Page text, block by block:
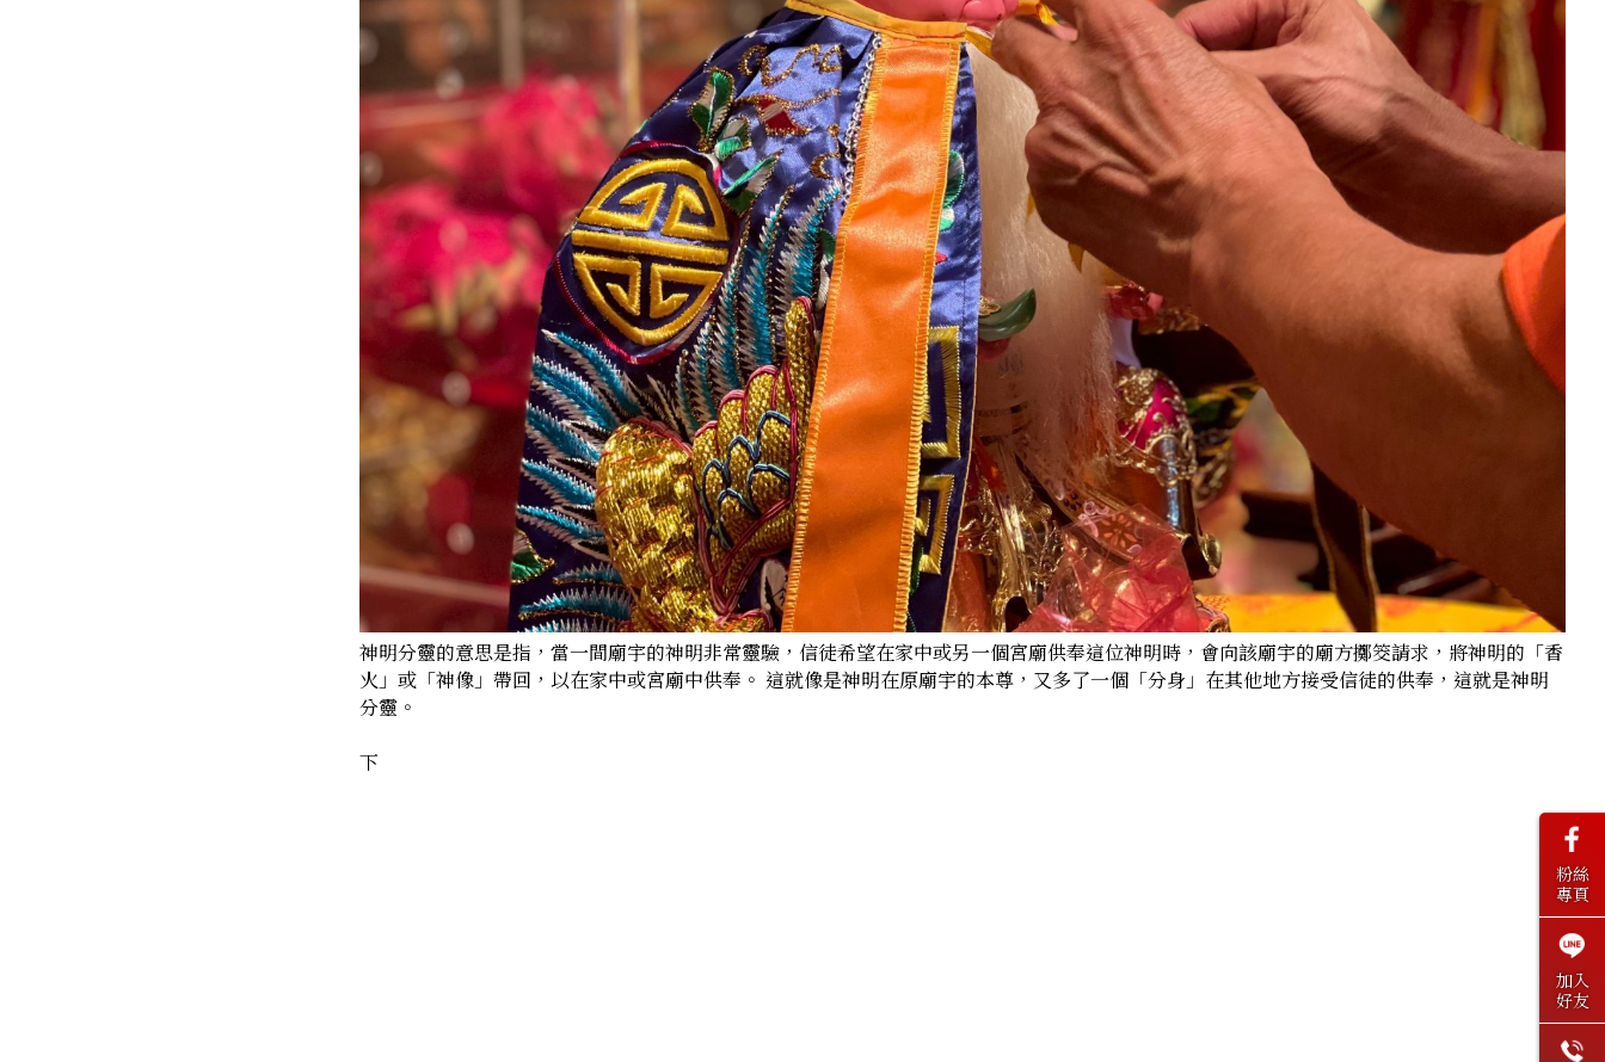
神明分靈的意思是指，當一間廟宇的神明非常靈驗，信徒希望在家中或另一個宮廟供奉這位神明時，會向該廟宇的廟方擲筊請求，將神明的「香
火」或「神像」帶回，以在家中或宮廟中供奉。 這就像是神明在原廟宇的本尊，又多了一個「分身」在其他地方接受信徒的供奉，這就是神明
分靈。
下
粉絲
專頁
加入
好友